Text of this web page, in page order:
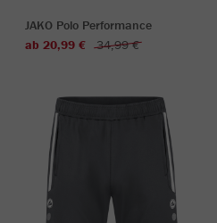
JAKO Polo Performance
ab 20,99 €
34,99 €